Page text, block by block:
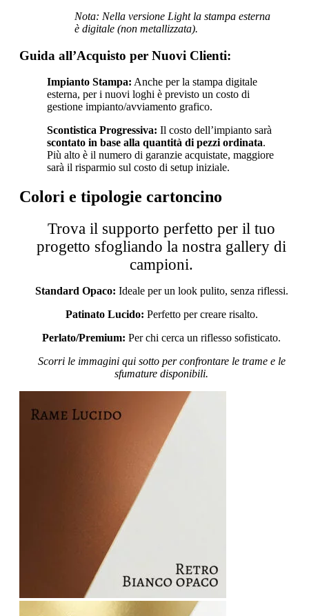
Nota: Nella versione Light la stampa esterna
è digitale (non metallizzata).
Guida all’Acquisto per Nuovi Clienti:
Impianto Stampa: Anche per la stampa digitale
esterna, per i nuovi loghi è previsto un costo di
gestione impianto/avviamento grafico.
Scontistica Progressiva: Il costo dell’impianto sarà
scontato in base alla quantità di pezzi ordinata.
Più alto è il numero di garanzie acquistate, maggiore
sarà il risparmio sul costo di setup iniziale.
Colori e tipologie cartoncino
Trova il supporto perfetto per il tuo
progetto sfogliando la nostra gallery di
campioni.
Standard Opaco: Ideale per un look pulito, senza riflessi.
Patinato Lucido: Perfetto per creare risalto.
Perlato/Premium: Per chi cerca un riflesso sofisticato.
Scorri le immagini qui sotto per confrontare le trame e le
sfumature disponibili.